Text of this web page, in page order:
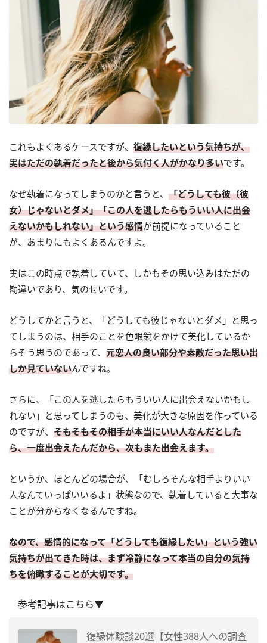
これもよくあるケースですが、 復縁したいという気持ちが、
実はただの執着だったと後から気付く人がかなり多いです。
なぜ執着になってしまうのかと言うと、 「どうしても彼（彼
女）じゃないとダメ」「この人を逃したらもういい人に出会
えないかもしれない」という感情が前提になっていること
が、あまりにもよくあるんですよ。
実はこの時点で執着していて、しかもその思い込みはただの
勘違いであり、気のせいです。
どうしてかと言うと、「どうしても彼じゃないとダメ」と思っ
てしまうのは、相手のことを色眼鏡をかけて美化しているか
らそう思うのであって、 元恋人の良い部分や素敵だった思い出
しか見ていないんですね。
さらに、「この人を逃したらもういい人に出会えないかもし
れない」と思ってしまうのも、美化が大きな原因を作っている
のですが、 そもそもその相手が本当にいい人なんだとした
ら、一度出会えたんだから、次もまた出会えます。
というか、ほとんどの場合が、「むしろそんな相手よりいい
人なんていっぱいいるよ」状態なので、執着していると大事な
ことが分からなくなるんですね。
なので、感情的になって「どうしても復縁したい」という強い
気持ちが出てきた時は、まず冷静になって本当の自分の気持
ちを俯瞰することが大切です。
参考記事はこちら▼
復縁体験談20選【女性388人への調査